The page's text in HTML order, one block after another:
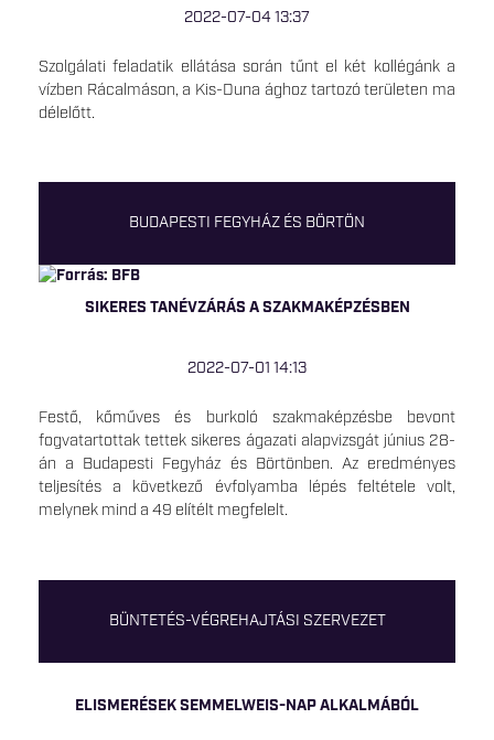
2022-07-04 13:37
Szolgálati feladatik ellátása során tűnt el két kollégánk a
vízben Rácalmáson, a Kis-Duna ághoz tartozó területen ma
délelőtt.
BUDAPESTI FEGYHÁZ ÉS BÖRTÖN
SIKERES TANÉVZÁRÁS A SZAKMAKÉPZÉSBEN
2022-07-01 14:13
Festő, kőműves és burkoló szakmaképzésbe bevont
fogvatartottak tettek sikeres ágazati alapvizsgát június 28-
án a Budapesti Fegyház és Börtönben. Az eredményes
teljesítés a következő évfolyamba lépés feltétele volt,
melynek mind a 49 elítélt megfelelt.
BÜNTETÉS-VÉGREHAJTÁSI SZERVEZET
ELISMERÉSEK SEMMELWEIS-NAP ALKALMÁBÓL